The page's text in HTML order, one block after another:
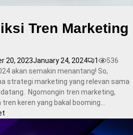
Tren Marketing
20, 2023January 24, 2024 1
536
akan semakin menantang! So,
strategi marketing yang relevan sama
Ngomongin tren marketing,
keren yang bakal booming...